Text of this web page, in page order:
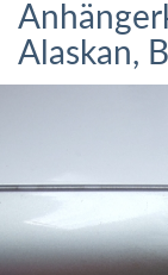
Alaskan,